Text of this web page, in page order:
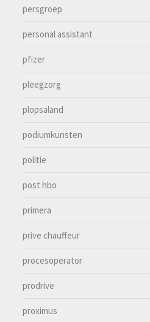
persgroep
personal assistant
pfizer
pleegzorg
plopsaland
podiumkunsten
politie
post hbo
primera
prive chauffeur
procesoperator
prodrive
proximus